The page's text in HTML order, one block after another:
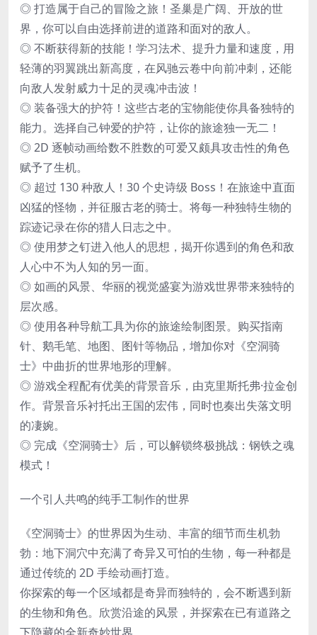
◎ 打造属于自己的冒险之旅！圣巢是广阔、开放的世
界，你可以自由选择前进的道路和面对的敌人。
◎ 不断获得新的技能！学习法术、提升力量和速度，用
轻薄的羽翼跳出新高度，在风驰云卷中向前冲刺，还能
向敌人发射威力十足的灵魂冲击波！
◎ 装备强大的护符！这些古老的宝物能使你具备独特的
能力。选择自己钟爱的护符，让你的旅途独一无二！
◎ 2D 逐帧动画给数不胜数的可爱又颇具攻击性的角色
赋予了生机。
◎ 超过 130 种敌人！30 个史诗级 Boss！在旅途中直面
凶猛的怪物，并征服古老的骑士。将每一种独特生物的
踪迹记录在你的猎人日志之中。
◎ 使用梦之钉进入他人的思想，揭开你遇到的角色和敌
人心中不为人知的另一面。
◎ 如画的风景、华丽的视觉盛宴为游戏世界带来独特的
层次感。
◎ 使用各种导航工具为你的旅途绘制图景。购买指南
针、鹅毛笔、地图、图针等物品，增加你对《空洞骑
士》中曲折的世界地形的理解。
◎ 游戏全程配有优美的背景音乐，由克里斯托弗·拉金创
作。背景音乐衬托出王国的宏伟，同时也奏出失落文明
的凄婉。
◎ 完成《空洞骑士》后，可以解锁终极挑战：钢铁之魂
模式！
一个引人共鸣的纯手工制作的世界
《空洞骑士》的世界因为生动、丰富的细节而生机勃
勃：地下洞穴中充满了奇异又可怕的生物，每一种都是
通过传统的 2D 手绘动画打造。
你探索的每一个区域都是奇异而独特的，会不断遇到新
的生物和角色。欣赏沿途的风景，并探索在已有道路之